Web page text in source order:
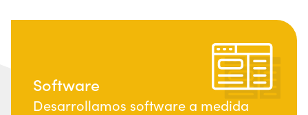
Software
Desarrollamos software a medida